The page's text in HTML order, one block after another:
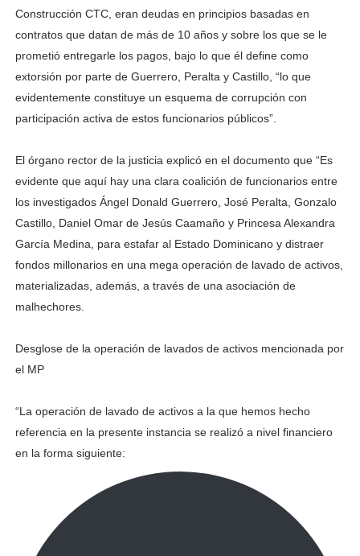
Construcción CTC, eran deudas en principios basadas en
contratos que datan de más de 10 años y sobre los que se le
prometió entregarle los pagos, bajo lo que él define como
extorsión por parte de Guerrero, Peralta y Castillo, “lo que
evidentemente constituye un esquema de corrupción con
participación activa de estos funcionarios públicos”.
El órgano rector de la justicia explicó en el documento que “Es
evidente que aquí hay una clara coalición de funcionarios entre
los investigados Ángel Donald Guerrero, José Peralta, Gonzalo
Castillo, Daniel Omar de Jesús Caamaño y Princesa Alexandra
García Medina, para estafar al Estado Dominicano y distraer
fondos millonarios en una mega operación de lavado de activos,
materializadas, además, a través de una asociación de
malhechores.
Desglose de la operación de lavados de activos mencionada por
el MP
“La operación de lavado de activos a la que hemos hecho
referencia en la presente instancia se realizó a nivel financiero
en la forma siguiente: